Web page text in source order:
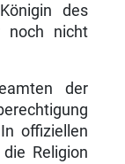
des
noch nicht
der
offiziellen
Religion